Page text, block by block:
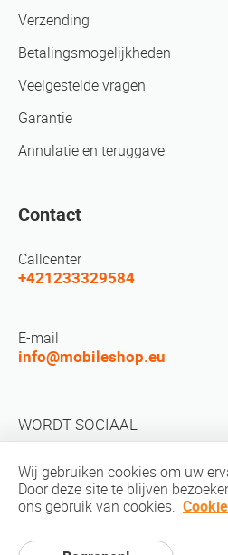
Verzending
Betalingsmogelijkheden
Veelgestelde vragen
Garantie
Annulatie en teruggave
Contact
Callcenter
+421233329584
E-mail
info@mobileshop.eu
WORDT SOCIAAL
Wij gebruiken cookies om uw
Door deze site te blijven
ons gebruik van cookies.